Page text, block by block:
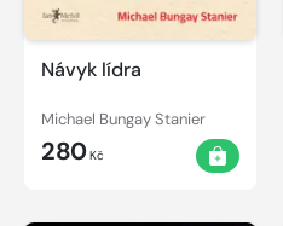
Návyk lídra
Michael Bungay Stanier
280Kč